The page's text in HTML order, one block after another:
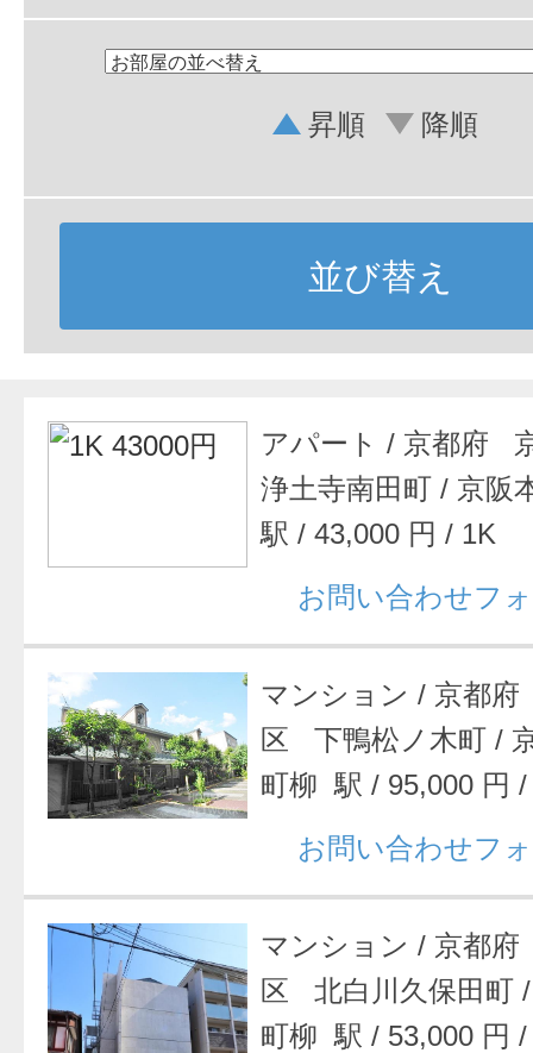
昇順 降順
並び替え
アパート/ 京都府
浄土寺南田町/ 京阪
駅/43,000 円/ 1K
お問い合わせフ
マンション/ 京都
区 下鴨松ノ木町/
町柳 駅/ 95,000 円
お問い合わせフ
マンション/ 京都
区 北白川久保田町
町柳 駅/ 53,000 円